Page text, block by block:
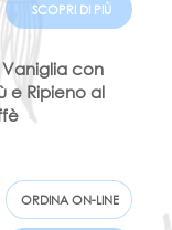
SCOPRI DI PIÙ
con
e Ripieno al
ORDINA ON-LINE